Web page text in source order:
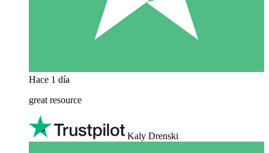
Hace 1 día
great resource
Kaly Drenski